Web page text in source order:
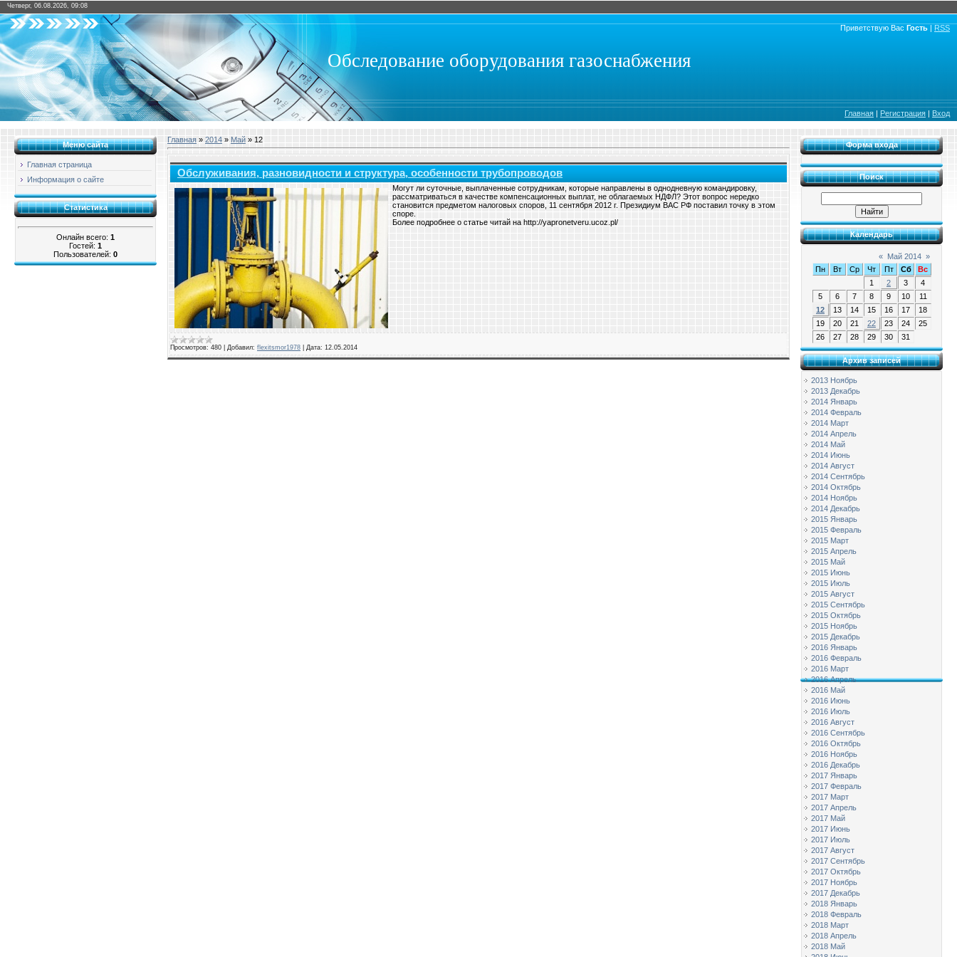
Четверг, 06.08.2026, 09:08
Приветствую Вас Гость | RSS
Обследование оборудования газоснабжения
Главная | Регистрация | Вход
Меню сайта
Главная страница
Информация о сайте
Статистика
Онлайн всего: 1
Гостей: 1
Пользователей: 0
Главная » 2014 » Май » 12
Обслуживания, разновидности и структура, особенности трубопроводов
Могут ли суточные, выплаченные сотрудникам, которые направлены в однодневную командировку,
рассматриваться в качестве компенсационных выплат, не облагаемых НДФЛ? Этот вопрос нередко
становится предметом налоговых споров, 11 сентября 2012 г. Президиум ВАС РФ поставил точку в этом
споре.
Более подробнее о статье читай на http://yapronetveru.ucoz.pl/
Просмотров: 480 Добавил: flexitsmor1978 Дата: 12.05.2014
Форма входа
Поиск
Календарь
« Май 2014 »
Пн
Вт Ср Чт Пт Сб
Вс
1
2 3
4
5
6 7 8 9 10
11
12
13 14 15 16 17
18
19
20 21 22 23 24
25
26
27 28 29 30 31
Архив записей
2013 Ноябрь
2013 Декабрь
2014 Январь
2014 Февраль
2014 Март
2014 Апрель
2014 Май
2014 Июнь
2014 Август
2014 Сентябрь
2014 Октябрь
2014 Ноябрь
2014 Декабрь
2015 Январь
2015 Февраль
2015 Март
2015 Апрель
2015 Май
2015 Июнь
2015 Июль
2015 Август
2015 Сентябрь
2015 Октябрь
2015 Ноябрь
2015 Декабрь
2016 Январь
2016 Февраль
2016 Март
2016 Апрель
2016 Май
2016 Июнь
2016 Июль
2016 Август
2016 Сентябрь
2016 Октябрь
2016 Ноябрь
2016 Декабрь
2017 Январь
2017 Февраль
2017 Март
2017 Апрель
2017 Май
2017 Июнь
2017 Июль
2017 Август
2017 Сентябрь
2017 Октябрь
2017 Ноябрь
2017 Декабрь
2018 Январь
2018 Февраль
2018 Март
2018 Апрель
2018 Май